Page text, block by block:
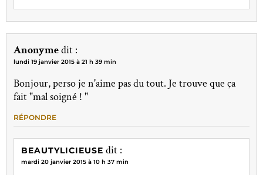
Anonymedit :
lundi 19 janvier 2015 à 21 h 39 min
Bonjour, perso je n'aime pas du tout. Je trouve que ça
fait "mal soigné ! "
RÉPONDRE
BEAUTYLICIEUSE dit :
mardi 20 janvier 2015 à 10 h 37 min